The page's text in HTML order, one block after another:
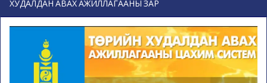
ХУДАЛДАН АВАХ АЖИЛЛАГААНЫ ЗАР